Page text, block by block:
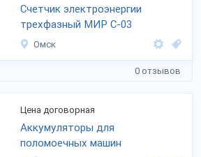
Счетчик электроэнергии
трехфазный МИР С-03
Омск
0 отзывов
Цена договорная
Аккумуляторы для
поломоечных машин